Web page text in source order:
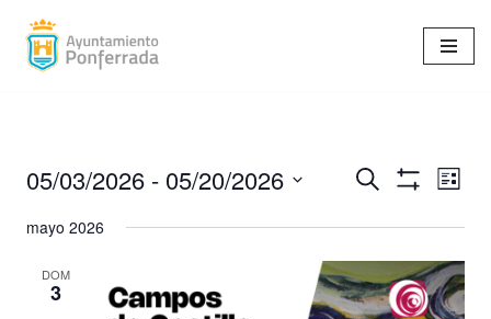
Saltar
de
búsqueda
y
Buscar
de
Lista
05/03/2026 - 05/20/2026
fecha.
mayo 2026
DOM
3